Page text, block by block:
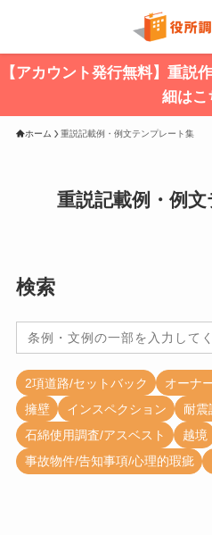
【アカウント発行無料】重
細はこ
ホーム 重説記載例・例文テンプレート集
重説記載例・例
検索
Search
for:
2項道路/セットバック オーナ
擁壁
インスペクション
耐震
石綿使用調査/アスベスト
越境
事故物件/告知事項/心理的瑕疵